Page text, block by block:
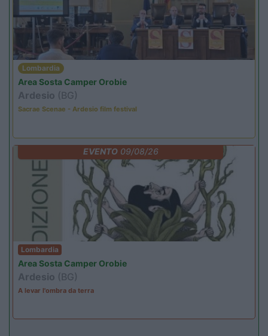
Lombardia
Area Sosta Camper Orobie
Ardesio (BG)
Sacrae Scenae - Ardesio film festival
EVENTO09/08/26
Lombardia
Area Sosta Camper Orobie
Ardesio (BG)
A levar l'ombra da terra